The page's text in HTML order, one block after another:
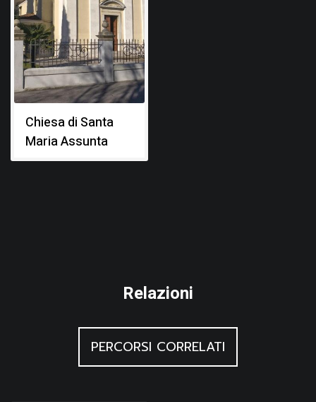
Chiesa di Santa
Maria Assunta
Relazioni
PERCORSI CORRELATI